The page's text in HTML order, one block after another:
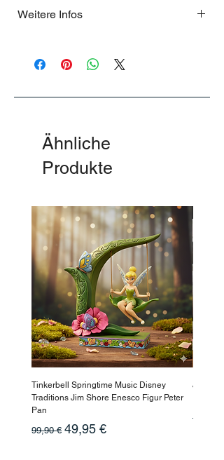
Weitere Infos
bewegungsaktivierte Laserschwert-
Druckknopf (nur in Englisch).
Beweglich und vielseitig: Mit 13 Gelenken
Bereit zum Spielen: Batterien sind bereits
Vader nicht nur eine beeindruckende
Actionfigur, sondern auch ein Highlight
jeder Star Wars Sammlung.
Schließ
Ähnliche
Produkte
Tinkerbell Springtime Music Disney
Traditions Jim Shore Enesco Figur Peter
Pan
Standardpreis
99,90 € Sale-Preis
49,95 €
Jasmin
199,90 €